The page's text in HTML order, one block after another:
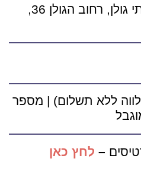
מרכז קהילתי גולן, רחוב הגולן 36,
ללא תשלום) | מספר
– לחץ כאן